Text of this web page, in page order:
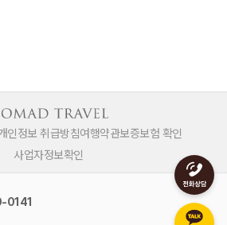
인정보 취급방침여행약관보증보험 확인
사업자정보확인
0141